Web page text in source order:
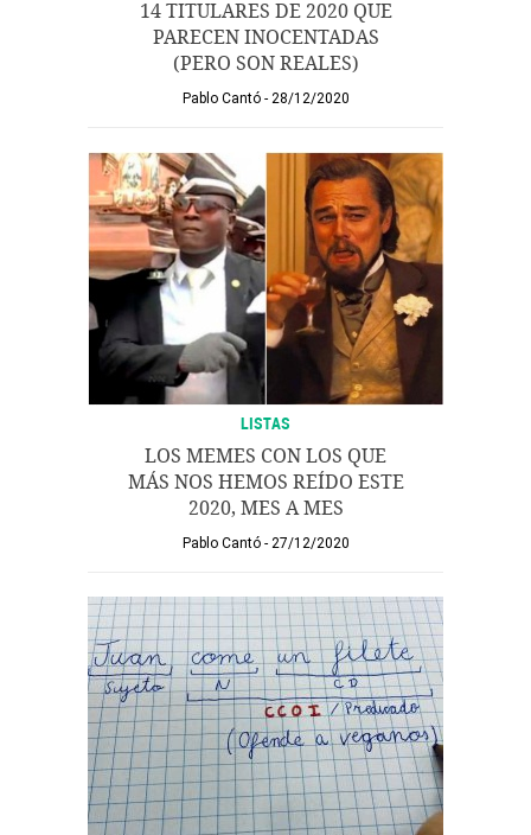
14 TITULARES DE 2020 QUE
PARECEN INOCENTADAS
(PERO SON REALES)
Pablo Cantó 28/12/2020
LISTAS
LOS MEMES CON LOS QUE
MÁS NOS HEMOS REÍDO ESTE
2020, MES A MES
Pablo Cantó 27/12/2020